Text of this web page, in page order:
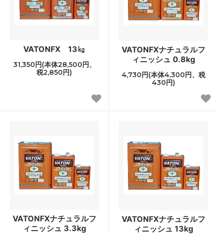
VATONFX 13㎏
31,350円(本体28,500円、
税2,850円)
VATONFXナチュラルフ
ィニッシュ 0.8kg
4,730円(本体4,300円、税
430円)
VATONFXナチュラルフ
ィニッシュ 3.3kg
VATONFXナチュラルフ
ィニッシュ 13kg